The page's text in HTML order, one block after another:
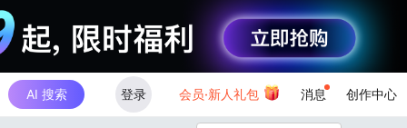
AI 搜索 登录 会员·新人礼包 消息 创作中心